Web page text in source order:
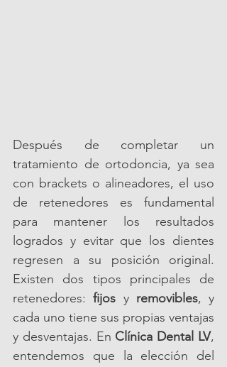
Después de completar un
tratamiento de ortodoncia, ya sea
con brackets o alineadores, el uso
de retenedores es fundamental
para mantener los resultados
logrados y evitar que los dientes
regresen a su posición original.
Existen dos tipos principales de
retenedores: fijos y removibles, y
cada uno tiene sus propias ventajas
y desventajas. En Clínica Dental LV,
entendemos que la elección del